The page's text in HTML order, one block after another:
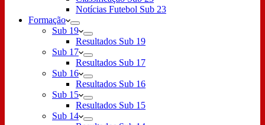
Notícias Futebol Sub 23
Formação
Sub 19
Resultados Sub 19
Sub 17
Resultados Sub 17
Sub 16
Resultados Sub 16
Sub 15
Resultados Sub 15
Sub 14